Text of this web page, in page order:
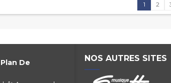
1 2
De
NOS AUTRES SITES